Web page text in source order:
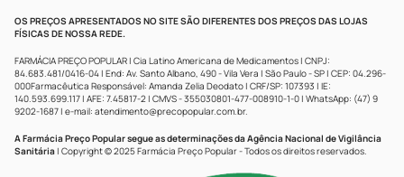
OS PREÇOS APRESENTADOS NO SITE SÃO DIFERENTES DOS PREÇOS DAS LOJAS
FÍSICAS DE NOSSA REDE.
FARMÁCIA PREÇO POPULAR | Cia Latino Americana de Medicamentos | CNPJ:
84.683.481/0416-04 | End: Av. Santo Albano, 490 - Vila Vera | São Paulo - SP | CEP: 04.296-
000Farmacêutica Responsável: Amanda Zelia Deodato | CRF/SP: 107393 | IE:
140.593.699.117 | AFE: 7.45817-2 | CMVS - 355030801-477-008910-1-0 | WhatsApp: (47) 9
9202-1687 | e-mail: atendimento@precopopular.com.br.
A Farmácia Preço Popular segue as determinações da Agência Nacional de Vigilância
Sanitária | Copyright © 2025 Farmácia Preço Popular - Todos os direitos reservados.